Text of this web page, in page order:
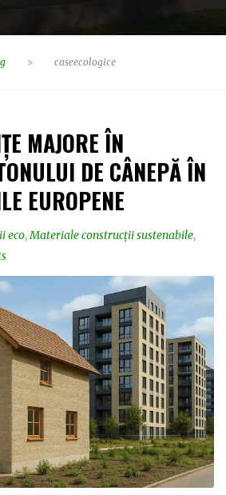
> caseecologice
MAJORE ÎN
DE CÂNEPĂ ÎN
EUROPENE
eco,Materiale construcții sustenabile,